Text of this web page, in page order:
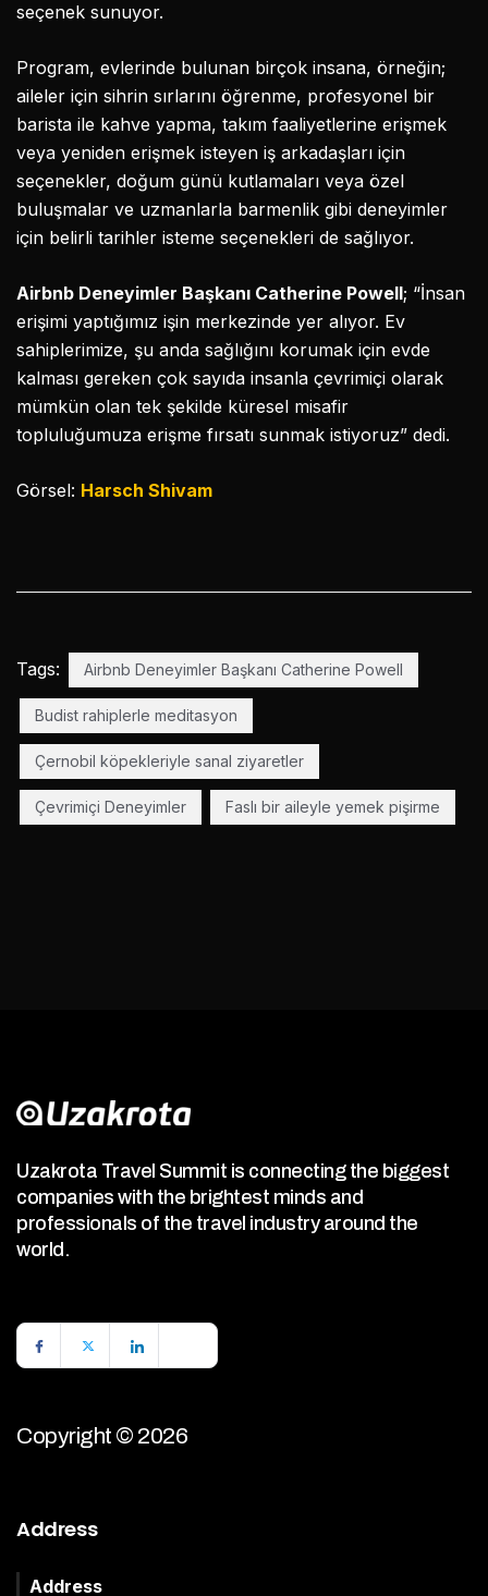
seçenek sunuyor.
Program, evlerinde bulunan birçok insana, örneğin;
aileler için sihrin sırlarını öğrenme, profesyonel bir
barista ile kahve yapma, takım faaliyetlerine erişmek
veya yeniden erişmek isteyen iş arkadaşları için
seçenekler, doğum günü kutlamaları veya özel
buluşmalar ve uzmanlarla barmenlik gibi deneyimler
için belirli tarihler isteme seçenekleri de sağlıyor.
Airbnb Deneyimler Başkanı Catherine Powell; “İnsan
erişimi yaptığımız işin merkezinde yer alıyor. Ev
sahiplerimize, şu anda sağlığını korumak için evde
kalması gereken çok sayıda insanla çevrimiçi olarak
mümkün olan tek şekilde küresel misafir
topluluğumuza erişme fırsatı sunmak istiyoruz” dedi.
Görsel: Harsch Shivam
Tags: Airbnb Deneyimler Başkanı Catherine Powell
Budist rahiplerle meditasyon
Çernobil köpekleriyle sanal ziyaretler
Çevrimiçi Deneyimler Faslı bir aileyle yemek pişirme
Uzakrota Travel Summit is connecting the biggest
companies with the brightest minds and
professionals of the travel industry around the
world.
Copyright © 2026
Address
Address